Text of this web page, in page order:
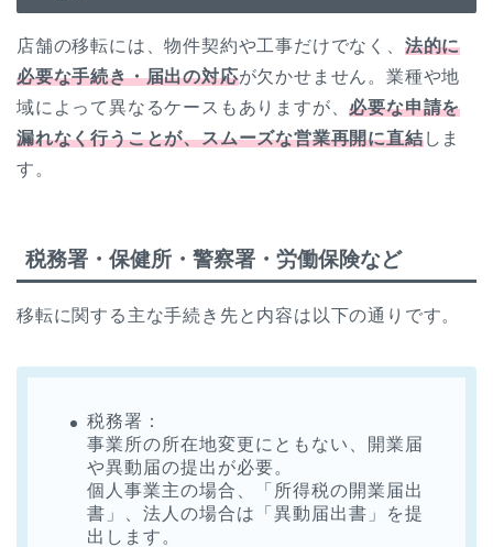
店舗の移転には、物件契約や工事だけでなく、 法的に
必要な手続き・届出の対応が欠かせません。業種や地
域によって異なるケースもありますが、必要な申請を
漏れなく行うことが、スムーズな営業再開に直結しま
す。
税務署・保健所・警察署・労働保険など
移転に関する主な手続き先と内容は以下の通りです。
税務署：
事業所の所在地変更にともない、開業届
や異動届の提出が必要。
個人事業主の場合、「所得税の開業届出
書」、法人の場合は「異動届出書」を提
出します。